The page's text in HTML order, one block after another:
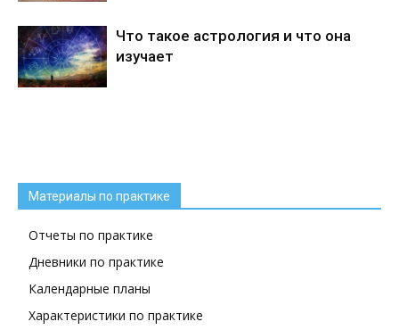
Что такое астрология и что она
изучает
Материалы по практике
Отчеты по практике
Дневники по практике
Календарные планы
Характеристики по практике